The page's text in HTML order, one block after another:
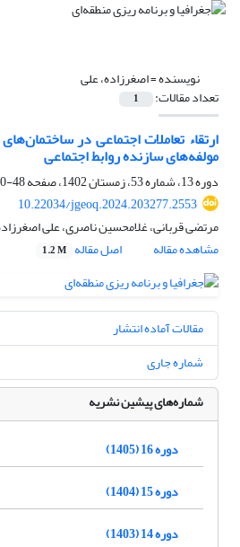
نویسنده =اصغرزاده، علی
تعداد مقالات: 1
ارتقاء تعاملات اجتماعی در
مولفه‌های سازنده روابط اجتماعی
دوره 13، شماره 53، زمستان 1402، صفحه
48-60
10.22034/jgeoq.2024.203277.2553
مرتضی قربانی، غلامحسین ناصری، علی
مشاهده مقاله
اصل مقاله 1.2 M
مقالات آماده انتشار
شماره جاری
شماره‌های پیشین نشریه
دوره 16 (1405)
دوره 15 (1404)
دوره 14 (1403)